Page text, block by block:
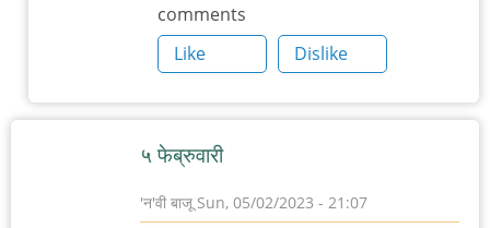
comments
Like
Dislike
५ फेब्रुवारी
'न'वी बाजूSun, 05/02/2023 - 21:07